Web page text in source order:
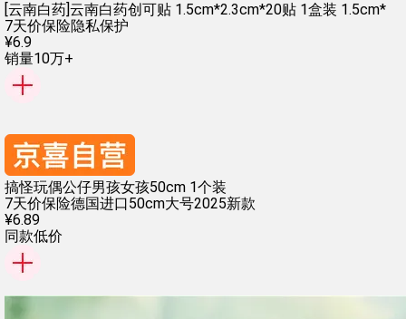
[云南白药]云南白药创可贴 1.5cm*2.3cm*20贴 1盒装 1.5cm*
7天价保险隐私保护
¥6.9
销量10万+
搞怪玩偶公仔男孩女孩50cm 1个装
7天价保险德国进口50cm大号2025新款
¥6.89
同款低价